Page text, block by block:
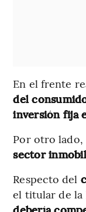
En el frente
del
inversión fija
Por otro
sector
Respecto del
el titular de la